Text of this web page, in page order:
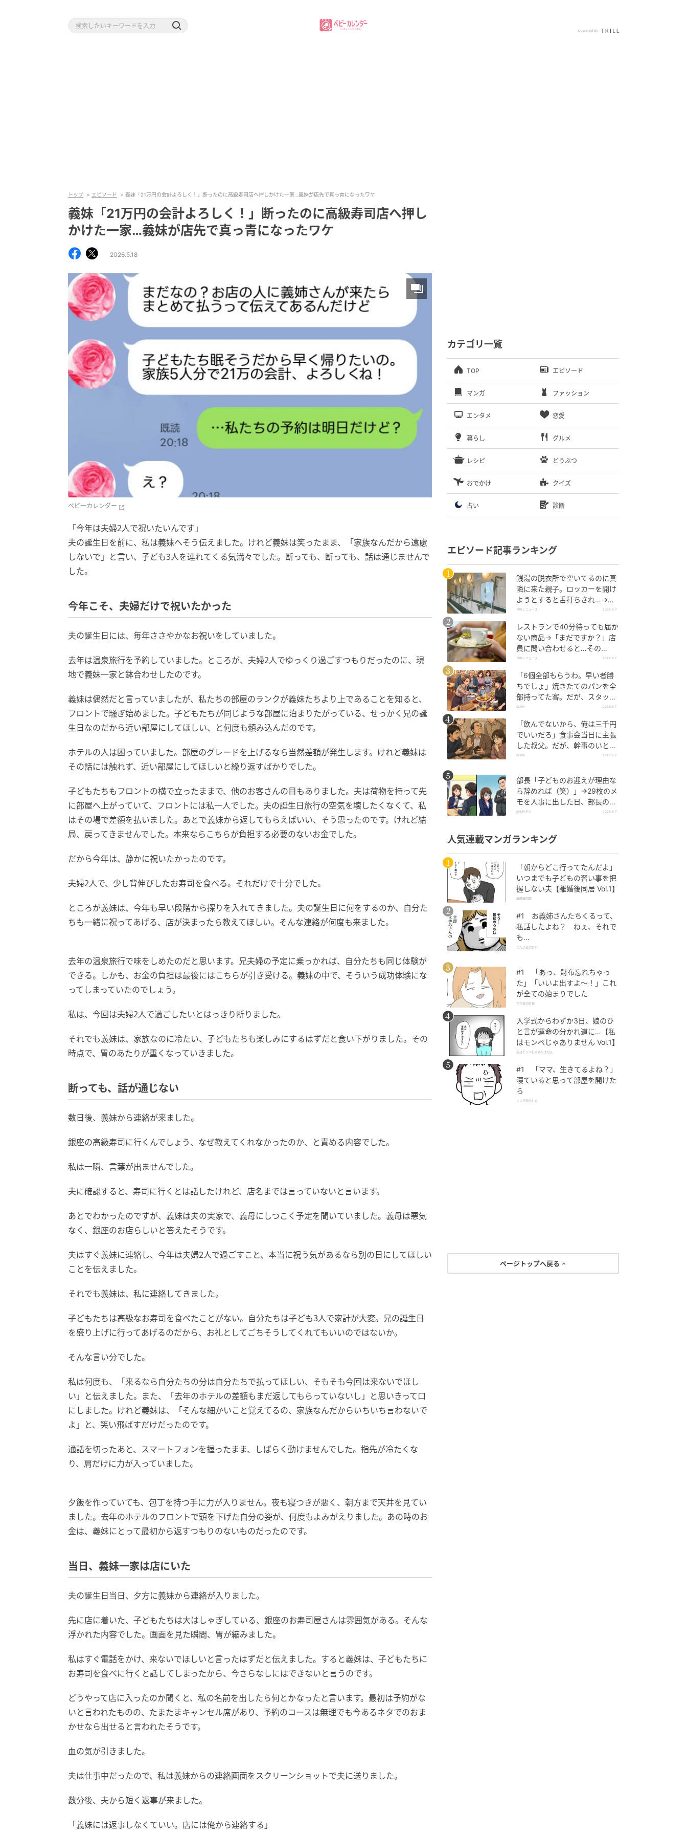
トップ エピソード 義妹「21万円の会計よろしく！」断ったのに高級寿司店へ押しかけた一家…義妹が店先で真っ青になったワケ
義妹「21万円の会計よろしく！」断ったのに高級寿司店へ押し
かけた一家…義妹が店先で真っ青になったワケ
2026.5.18
ベビーカレンダー
「今年は夫婦2人で祝いたいんです」
夫の誕生日を前に、私は義妹へそう伝えました。けれど義妹は笑ったまま、「家族なんだから遠慮
しないで」と言い、子ども3人を連れてくる気満々でした。断っても、断っても、話は通じませんで
した。
今年こそ、夫婦だけで祝いたかった
夫の誕生日には、毎年ささやかなお祝いをしていました。
去年は温泉旅行を予約していました。ところが、夫婦2人でゆっくり過ごすつもりだったのに、現
地で義妹一家と鉢合わせしたのです。
義妹は偶然だと言っていましたが、私たちの部屋のランクが義妹たちより上であることを知ると、
フロントで騒ぎ始めました。子どもたちが同じような部屋に泊まりたがっている、せっかく兄の誕
生日なのだから近い部屋にしてほしい、と何度も頼み込んだのです。
ホテルの人は困っていました。部屋のグレードを上げるなら当然差額が発生します。けれど義妹は
その話には触れず、近い部屋にしてほしいと繰り返すばかりでした。
子どもたちもフロントの横で立ったままで、他のお客さんの目もありました。夫は荷物を持って先
に部屋へ上がっていて、フロントには私一人でした。夫の誕生日旅行の空気を壊したくなくて、私
はその場で差額を払いました。あとで義妹から返してもらえばいい、そう思ったのです。けれど結
局、戻ってきませんでした。本来ならこちらが負担する必要のないお金でした。
だから今年は、静かに祝いたかったのです。
夫婦2人で、少し背伸びしたお寿司を食べる。それだけで十分でした。
ところが義妹は、今年も早い段階から探りを入れてきました。夫の誕生日に何をするのか、自分た
ちも一緒に祝ってあげる、店が決まったら教えてほしい。そんな連絡が何度も来ました。
去年の温泉旅行で味をしめたのだと思います。兄夫婦の予定に乗っかれば、自分たちも同じ体験が
できる。しかも、お金の負担は最後にはこちらが引き受ける。義妹の中で、そういう成功体験にな
ってしまっていたのでしょう。
私は、今回は夫婦2人で過ごしたいとはっきり断りました。
それでも義妹は、家族なのに冷たい、子どもたちも楽しみにするはずだと食い下がりました。その
時点で、胃のあたりが重くなっていきました。
断っても、話が通じない
数日後、義妹から連絡が来ました。
銀座の高級寿司に行くんでしょう、なぜ教えてくれなかったのか、と責める内容でした。
私は一瞬、言葉が出ませんでした。
夫に確認すると、寿司に行くとは話したけれど、店名までは言っていないと言います。
あとでわかったのですが、義妹は夫の実家で、義母にしつこく予定を聞いていました。義母は悪気
なく、銀座のお店らしいと答えたそうです。
夫はすぐ義妹に連絡し、今年は夫婦2人で過ごすこと、本当に祝う気があるなら別の日にしてほしい
ことを伝えました。
それでも義妹は、私に連絡してきました。
子どもたちは高級なお寿司を食べたことがない。自分たちは子ども3人で家計が大変。兄の誕生日
を盛り上げに行ってあげるのだから、お礼としてごちそうしてくれてもいいのではないか。
そんな言い分でした。
私は何度も、「来るなら自分たちの分は自分たちで払ってほしい、そもそも今回は来ないでほし
い」と伝えました。また、「去年のホテルの差額もまだ返してもらっていないし」と思いきって口
にしました。けれど義妹は、「そんな細かいこと覚えてるの、家族なんだからいちいち言わないで
よ」と、笑い飛ばすだけだったのです。
通話を切ったあと、スマートフォンを握ったまま、しばらく動けませんでした。指先が冷たくな
り、肩だけに力が入っていました。
夕飯を作っていても、包丁を持つ手に力が入りません。夜も寝つきが悪く、朝方まで天井を見てい
ました。去年のホテルのフロントで頭を下げた自分の姿が、何度もよみがえりました。あの時のお
金は、義妹にとって最初から返すつもりのないものだったのです。
当日、義妹一家は店にいた
夫の誕生日当日、夕方に義妹から連絡が入りました。
先に店に着いた、子どもたちは大はしゃぎしている、銀座のお寿司屋さんは雰囲気がある。そんな
浮かれた内容でした。画面を見た瞬間、胃が縮みました。
私はすぐ電話をかけ、来ないでほしいと言ったはずだと伝えました。すると義妹は、子どもたちに
お寿司を食べに行くと話してしまったから、今さらなしにはできないと言うのです。
どうやって店に入ったのか聞くと、私の名前を出したら何とかなったと言います。最初は予約がな
いと言われたものの、たまたまキャンセル席があり、予約のコースは無理でも今あるネタでのおま
かせなら出せると言われたそうです。
血の気が引きました。
夫は仕事中だったので、私は義妹からの連絡画面をスクリーンショットで夫に送りました。
数分後、夫から短く返事が来ました。
「義妹には返事しなくていい。店には俺から連絡する」
カテゴリ一覧
TOP エピソード
マンガ ファッション
エンタメ 恋愛
暮らし グルメ
レシピ どうぶつ
おでかけ クイズ
占い 診断
エピソード記事ランキング
銭湯の脱衣所で空いてるのに真
隣に来た親子。ロッカーを開け
ようとすると舌打ちされ…→直
後、娘の放った“純粋な一言”に
TRILL ニュース 2026.8.7
レストランで40分待っても届か
ない商品→「まだですか？」店
員に問い合わせると…その
後、“理不尽な対応”に「二度と
TRILL ニュース 2026.8.7
「6個全部もらうわ。早い者勝
ちでしょ」焼きたてのパンを全
部持ってた客。だが、スタッフ
の一言で状況が一変
GLAM 2026.8.7
「飲んでないから、俺は三千円
でいいだろ」食事会当日に主張
した叔父。だが、幹事のいとこ
が告げた一言とは
GLAM 2026.8.7
部長「子どものお迎えが理由な
ら辞めれば（笑）」→29枚のメ
モを人事に出した日、部長の顔
が青ざめたワケ
SHUFUFU 2026.8.7
人気連載マンガランキング
「朝からどこ行ってたんだよ」
いつまでも子どもの習い事を把
握しない夫【離婚後同居 Vol.1】
離婚後同居
#1 お義姉さんたちくるって、
私話したよね？ ねぇ、それで
も…
ぜんぶ私のせい
#1 「あっ、財布忘れちゃっ
た」「いいよ出すよ〜！」これ
が全ての始まりでした
ママ友の財布
入学式からわずか3日、娘のひ
と言が運命の分かれ道に…【私
はモンペじゃありません Vol.1】
私はモンペじゃありません
#1 「ママ、生きてるよね？」
寝ていると思って部屋を開けた
ら
ママが家出した
ページトップへ戻る